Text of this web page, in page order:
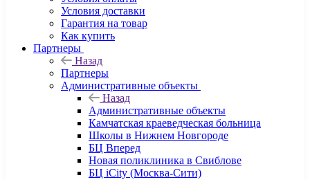
Условия доставки
Гарантия на товар
Как купить
Партнеры
Назад
Партнеры
Административные объекты
Назад
Административные объекты
Камчатская краеведческая больница
Школы в Нижнем Новгороде
БЦ Вперед
Новая поликлиника в Свиблове
БЦ iCity (Москва-Сити)